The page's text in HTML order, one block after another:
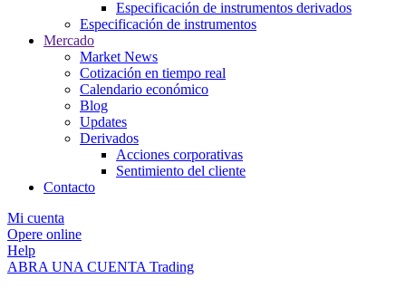
Especificación de instrumentos derivados
Especificación de instrumentos
Mercado
Market News
Cotización en tiempo real
Calendario económico
Blog
Updates
Derivados
Acciones corporativas
Sentimiento del cliente
Contacto
Mi cuenta
Opere online
Help
ABRA UNA CUENTA Trading